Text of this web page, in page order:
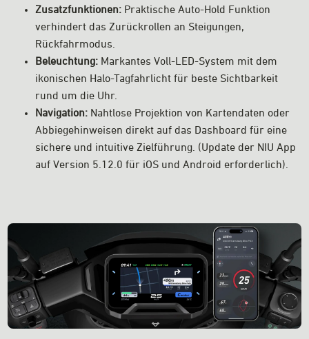
Zusatzfunktionen: Praktische Auto-Hold Funktion
verhindert das Zurückrollen an Steigungen,
Rückfahrmodus.
Beleuchtung: Markantes Voll-LED-System mit dem
ikonischen Halo-Tagfahrlicht für beste Sichtbarkeit
rund um die Uhr.
Navigation: Nahtlose Projektion von Kartendaten oder
Abbiegehinweisen direkt auf das Dashboard für eine
sichere und intuitive Zielführung. (Update der NIU App
auf Version 5.12.0 für iOS und Android erforderlich).